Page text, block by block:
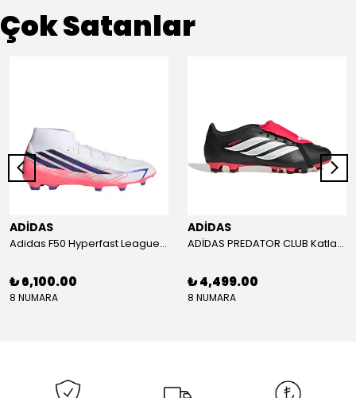
Çok Satanlar
ADİDAS
Adidas F50 Hyperfast League Mid Erkek Krampon (IH7090)
₺ 6,100.00
8 NUMARA
ADİDAS
ADİDAS PREDATOR CLUB Katlanır Dilli Çim Saha/Çoklu Zemin Kramponu JR3330
₺ 4,499.00
8 NUMARA